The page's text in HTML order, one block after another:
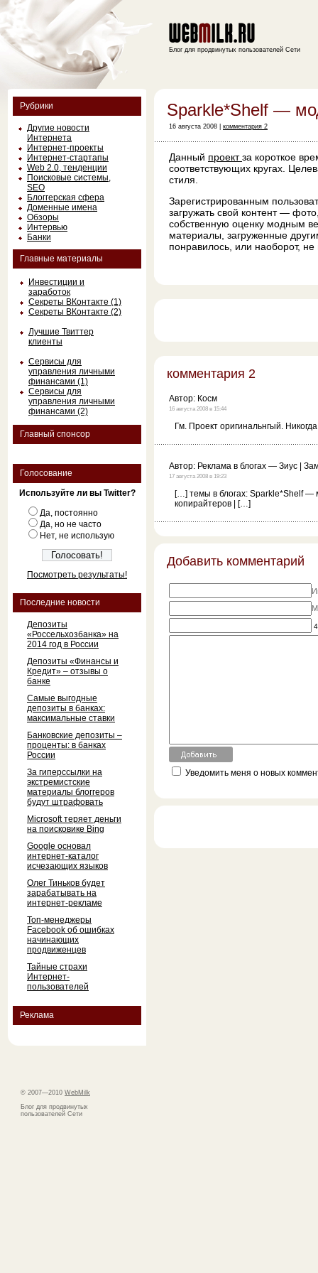
Рубрики
Другие новости
Интернета
Интернет-проекты
Интернет-стартапы
Web 2.0, тенденции
Поисковые системы,
SEO
Блоггерская сфера
Доменные имена
Обзоры
Интервью
Банки
Главные материалы
Инвестиции и
заработок
Секреты ВКонтакте (1)
Секреты ВКонтакте (2)
Лучшие Твиттер
клиенты
Сервисы для
управления личными
финансами (1)
Сервисы для
управления личными
финансами (2)
Главный спонсор
Голосование
Используйте ли вы Twitter?
Да, постоянно
Да, но не часто
Нет, не использую
Посмотреть результаты!
Последние новости
Депозиты
«Россельхозбанка» на
2014 год в России
Депозиты «Финансы и
Кредит» – отзывы о
банке
Самые выгодные
депозиты в банках:
максимальные ставки
Банковские депозиты –
проценты: в банках
России
За гиперссылки на
экстремистские
материалы блоггеров
будут штрафовать
Microsoft теряет деньги
на поисковике Bing
Google основал
интернет-каталог
исчезающих языков
Олег Тиньков будет
зарабатывать на
интернет-рекламе
Топ-менеджеры
Facebook об ошибках
начинающих
продвиженцев
Тайные страхи
Интернет-
пользователей
Реклама
© 2007—2010 WebMilk
Блог для продвинутых
пользователей Сети
Блог для продвинутых пользователей Сети
Sparkle*Shelf —
16 августа 2008 | комментария 2
Данный проектза короткое
соответствующих кругах.
стиля.
Зарегистрированным
загружать свой контент —
собственную оценку модным
материалы, загруженные
понравилось, или наоборот, не
комментария 2
Автор: Косм
16 августа 2008 в 15:44
Гм. Проект оригинальнгый.
Автор: Реклама в блогах — Зиус |
17 августа 2008 в 19:23
[…] темы в блогах: Sparkle*Shelf —
копирайтеров | […]
Добавить комментарий
Уведомить меня о новых